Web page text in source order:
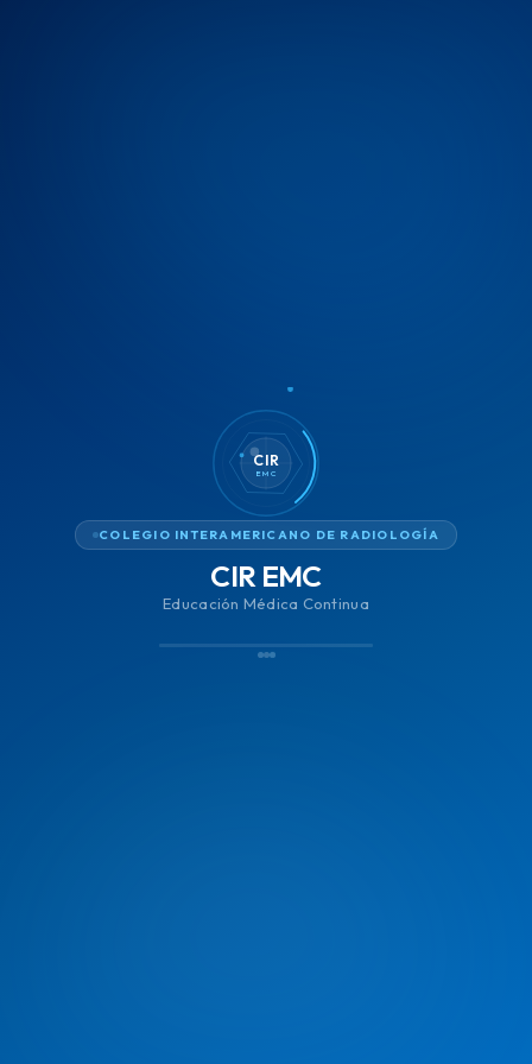
CIR
EMC
COLEGIO INTERAMERICANO DE RADIOLOGÍA
CIR EMC
Educación Médica Continua